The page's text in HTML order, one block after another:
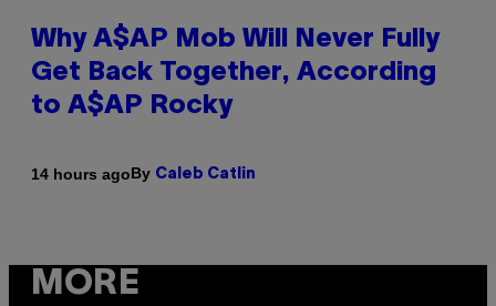
Why A$AP Mob Will Never Fully
Get Back Together, According
to A$AP Rocky
14 hours agoBy Caleb Catlin
MORE